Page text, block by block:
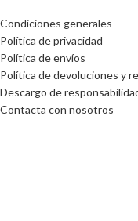
Condiciones generales
Política de privacidad
Política de envíos
Política de devoluciones y
Descargo de
Contacta con nosotros